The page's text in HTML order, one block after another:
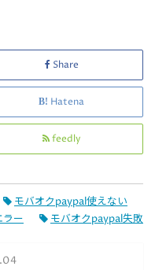
Share
Hatena
feedly
モバオクpaypal使えない
ラー
モバオクpaypal失敗